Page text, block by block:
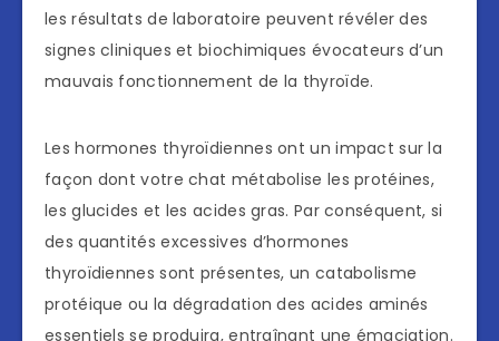
les résultats de laboratoire peuvent révéler des
signes cliniques et biochimiques évocateurs d’un
mauvais fonctionnement de la thyroïde.
Les hormones thyroïdiennes ont un impact sur la
façon dont votre chat métabolise les protéines,
les glucides et les acides gras. Par conséquent, si
des quantités excessives d’hormones
thyroïdiennes sont présentes, un catabolisme
protéique ou la dégradation des acides aminés
essentiels se produira, entraînant une émaciation.